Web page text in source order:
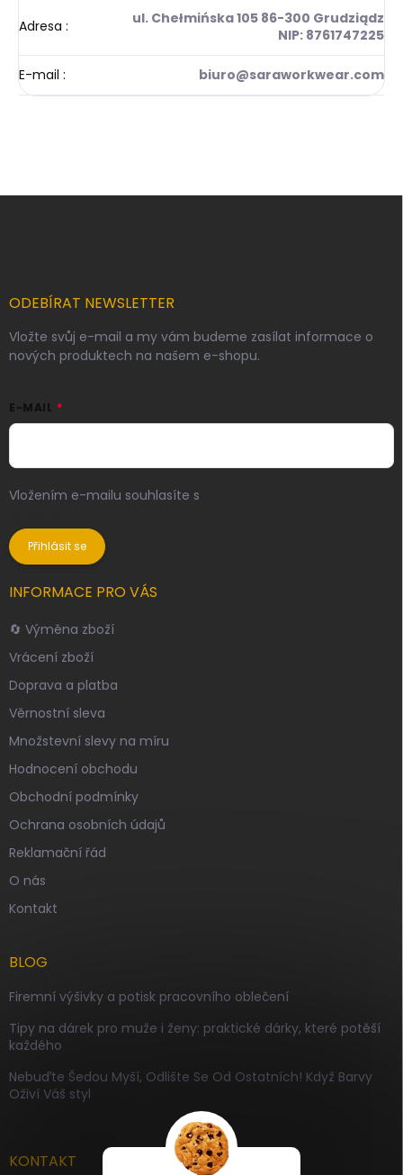
Adresa :
ul. Chełmińska 105 86-300 Grudziądz
NIP: 8761747225
E-mail : biuro@saraworkwear.com
Z
ODEBÍRAT NEWSLETTER
Vložte svůj e-mail a my vám budeme zasílat informace o
nových produktech na našem e-shopu.
E-MAIL
Vložením e-mailu souhlasíte s
Přihlásit se
INFORMACE PRO VÁS
🔄 Výměna zboží
Vrácení zboží
Doprava a platba
Věrnostní sleva
Množstevní slevy na míru
Hodnocení obchodu
Obchodní podmínky
Ochrana osobních údajů
Reklamační řád
O nás
Kontakt
BLOG
Firemní výšivky a potisk pracovního oblečení
Tipy na dárek pro muže i ženy: praktické dárky, které potěší
každého
Nebuďte Šedou Myší, Odlište Se Od Ostatních! Když Barvy
Oživí Váš styl
KONTAKT